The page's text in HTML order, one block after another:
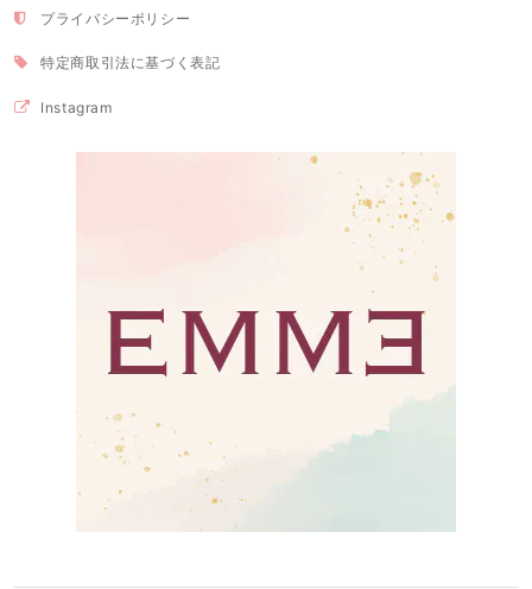
プライバシーポリシー
特定商取引法に基づく表記
Instagram